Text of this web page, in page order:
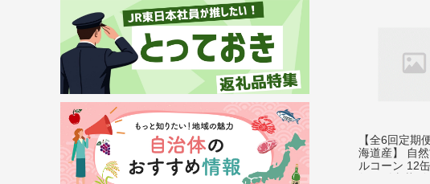
【全6回定期
海道産】 自
ルコーン 12